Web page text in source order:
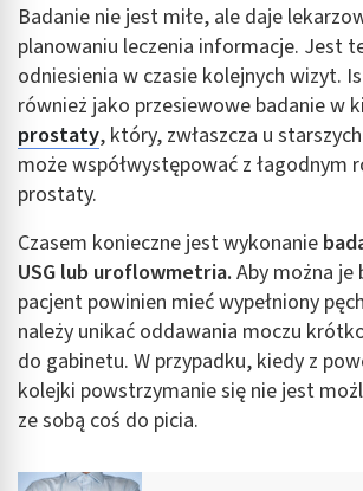
Badanie nie jest miłe, ale daje
planowaniu leczenia informacje. Jest
odniesienia w czasie kolejnych wizyt.
również jako przesiewowe badanie w
prostaty, który, zwłaszcza u
może współwystępować z łagodnym
prostaty.
Czasem konieczne jest wykonanie
USG lub uroflowmetria.Aby można je
pacjent powinien mieć wypełniony
należy unikać oddawania moczu
do gabinetu. W przypadku, kiedy z
kolejki powstrzymanie się nie jest
ze sobą coś do picia.